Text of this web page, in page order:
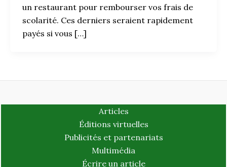
un restaurant pour rembourser vos frais de
scolarité. Ces derniers seraient rapidement
payés si vous […]
Articles
Éditions virtuelles
Publicités et partenariats
Multimédia
Écrire un article